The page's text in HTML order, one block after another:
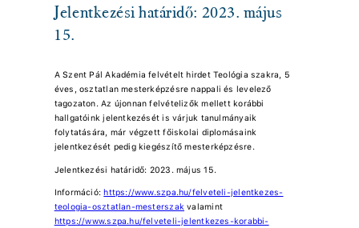
Jelentkezési határidő: 2023. május
15.
A Szent Pál Akadémia felvételt hirdet Teológia szakra, 5
éves, osztatlan mesterképzésre nappali és levelező
tagozaton. Az újonnan felvételizők mellett korábbi
hallgatóink jelentkezését is várjuk tanulmányaik
folytatására, már végzett főiskolai diplomásaink
jelentkezését pedig kiegészítő mesterképzésre.
Jelentkezési határidő: 2023. május 15.
Információ: https://www.szpa.hu/felveteli-jelentkezes-
teologia-osztatlan-mesterszak valamint
https://www.szpa.hu/felveteli-jelentkezes-korabbi-